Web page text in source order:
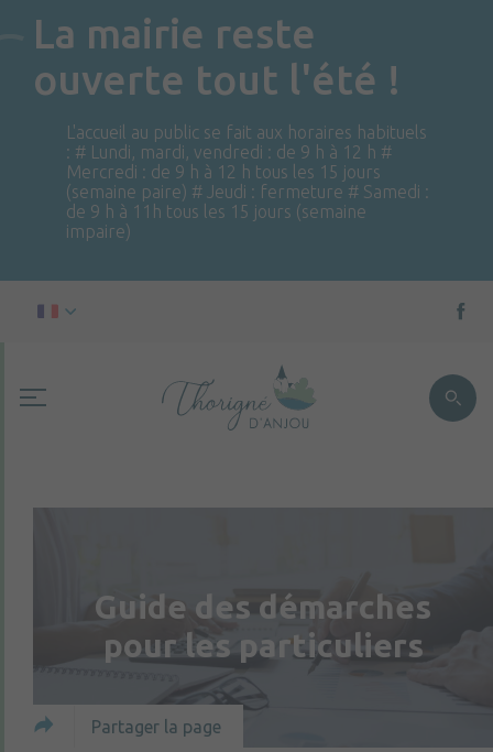
La mairie reste
ouverte tout l'été !
L'accueil au public se fait aux horaires habituels
: # Lundi, mardi, vendredi : de 9 h à 12 h #
Mercredi : de 9 h à 12 h tous les 15 jours
(semaine paire) # Jeudi : fermeture # Samedi :
de 9 h à 11h tous les 15 jours (semaine
impaire)
Guide des démarches
pour les particuliers
Partager la page